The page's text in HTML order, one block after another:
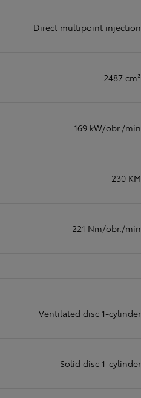
Direct multipoint injection
2487 cm³
169 kW/obr./min
230 KM
221 Nm/obr./min
Ventilated disc 1-cylinder
Solid disc 1-cylinder